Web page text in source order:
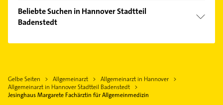
Döhren
Hainholz
Lahe
Limmer
Gehrden Hannover
Seelze
Wennigsen (Deister)
Pattensen
Phoniatrie
Logopädie
Zahnarzt
Kanalreinigung
Beliebte Suchen in Hannover Stadtteil
Badenstedt
Bauunternehmen
Zahnarzt
Gelbe Seiten Allgemeinarzt
Allgemeinarzt in Hannover
Allgemeinarzt in Hannover Stadtteil Badenstedt
Jesinghaus Margarete Fachärztin für Allgemeinmedizin